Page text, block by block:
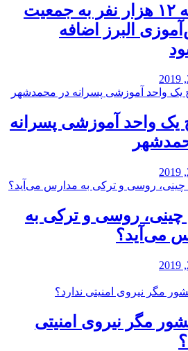
️سالانه ۱۲ هزار نفر به جمعیت
البرز اضافه
یک واحد آموزشی پسرانه
چینی، روسی و ترکی به
می‌آید؟
مگر نیروی امنیتی